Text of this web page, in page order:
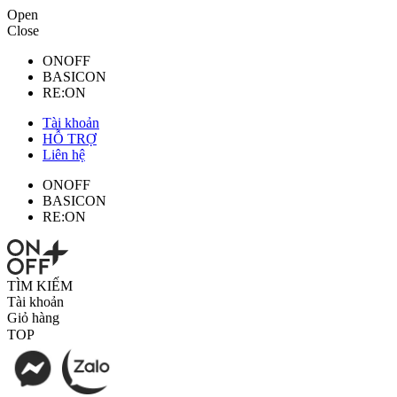
Open
Close
ONOFF
BASICON
RE:ON
Tài khoản
HỖ TRỢ
Liên hệ
ONOFF
BASICON
RE:ON
TÌM KIẾM
Tài khoản
Giỏ hàng
TOP